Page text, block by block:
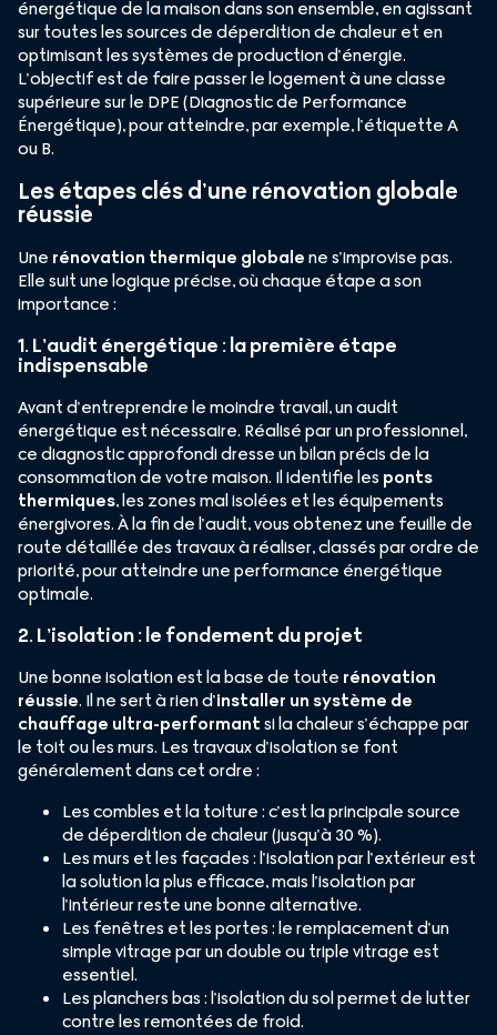
énergétique de la maison dans son ensemble, en agissant
sur toutes les sources de déperdition de chaleur et en
optimisant les systèmes de production d’énergie.
L’objectif est de faire passer le logement à une classe
supérieure sur le DPE (Diagnostic de Performance
Énergétique), pour atteindre, par exemple, l’étiquette A
ou B.
Les étapes clés d’une rénovation globale
réussie
Une rénovation thermique globalene s’improvise pas.
Elle suit une logique précise, où chaque étape a son
importance :
1. L’audit énergétique : la première étape
indispensable
Avant d’entreprendre le moindre travail, un audit
énergétique est nécessaire. Réalisé par un professionnel,
ce diagnostic approfondi dresse un bilan précis de la
consommation de votre maison. Il identifie les ponts
thermiques, les zones mal isolées et les équipements
énergivores. À la fin de l’audit, vous obtenez une feuille de
route détaillée des travaux à réaliser, classés par ordre de
priorité, pour atteindre une performance énergétique
optimale.
2. L’isolation : le fondement du projet
Une bonne isolation est la base de toute rénovation
réussie. Il ne sert à rien d’installer un système de
chauffage ultra-performantsi la chaleur s’échappe par
le toit ou les murs. Les travaux d’isolation se font
généralement dans cet ordre :
Les combles et la toiture : c’est la principale source
de déperdition de chaleur (jusqu’à 30 %).
Les murs et les façades : l’isolation par l’extérieur est
la solution la plus efficace, mais l’isolation par
l’intérieur reste une bonne alternative.
Les fenêtres et les portes : le remplacement d’un
simple vitrage par un double ou triple vitrage est
essentiel.
Les planchers bas : l’isolation du sol permet de lutter
contre les remontées de froid.